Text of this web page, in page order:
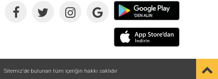
Sitemiz'de bulunan tüm içeriğin hakkı saklıdır